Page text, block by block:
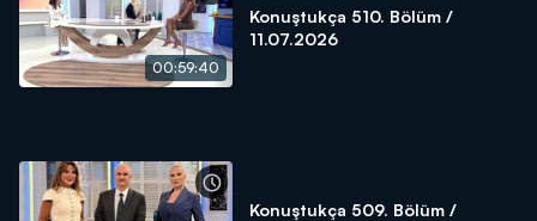
00:59:40
Konuştukça 510. Bölüm /
11.07.2026
Konuştukça 509. Bölüm /